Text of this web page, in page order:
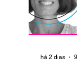
há 2 dias